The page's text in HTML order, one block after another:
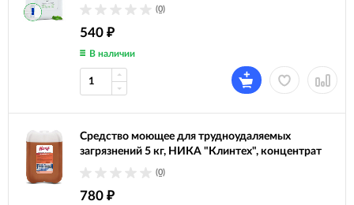
(0)
540 ₽
В наличии
Средство моющее для трудноудаляемых
загрязнений 5 кг, НИКА "Клинтех", концентрат
(0)
780 ₽